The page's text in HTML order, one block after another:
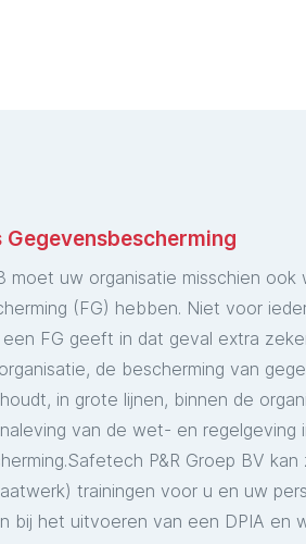
Gegevensbescherming
moet uw organisatie misschien ook
(FG) hebben. Niet voor
FG geeft in dat geval extra
de bescherming van
in grote lijnen, binnen de
van de wet- en regelgeving
P&R Groep BV
trainingen voor u en uw
bij het uitvoeren van een DPIA en